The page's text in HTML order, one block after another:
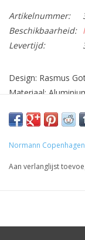
Artikelnummer:
Beschikbaarheid:
Levertijd:
Design: Rasmus
Materiaal:
kleur: Multi
Normann Copenhagen
Aan verlanglijst